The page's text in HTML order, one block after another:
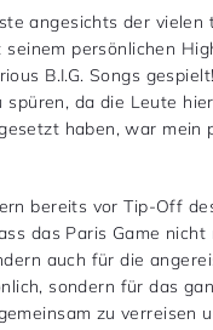
angesichts der vielen
persönlichen
B.I.G. Songs
da die Leute
haben, war mein
bereits vor Tip-Off
das Paris Game
auch für die
sondern für das
zu verreisen